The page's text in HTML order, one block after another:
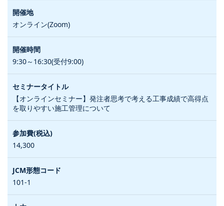
オンライン(Zoom)
9:30～16:30(受付9:00)
【オンラインセミナー】発注者思考で考える工事成績で高得点
を取りやすい施工管理について
14,300
101-1